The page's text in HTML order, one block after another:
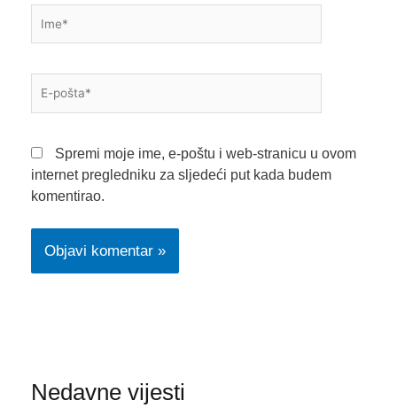
pošta*
Spremi moje ime, e-poštu i web-stranicu u ovom
internet pregledniku za sljedeći put kada budem
komentirao.
Nedavne vijesti